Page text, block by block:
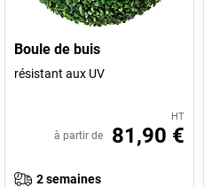
Boule de buis
résistant aux UV
HT
à partir de 81,90 €
2 semaines